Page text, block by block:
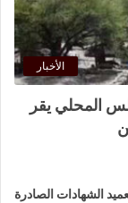
الأخبار
المحلي يقر
الشهادات الصادرة